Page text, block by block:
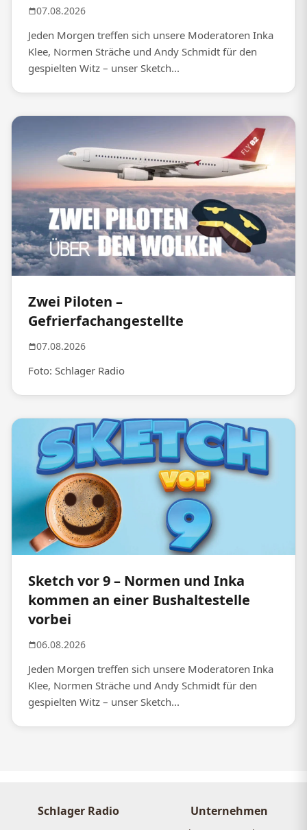
07.08.2026
Jeden Morgen treffen sich unsere Moderatoren Inka
Klee, Normen Sträche und Andy Schmidt für den
gespielten Witz – unser Sketch...
Zwei Piloten –
Gefrierfachangestellte
07.08.2026
Foto: Schlager Radio
Sketch vor 9 – Normen und Inka
kommen an einer Bushaltestelle
vorbei
06.08.2026
Jeden Morgen treffen sich unsere Moderatoren Inka
Klee, Normen Sträche und Andy Schmidt für den
gespielten Witz – unser Sketch...
Schlager Radio Unternehmen